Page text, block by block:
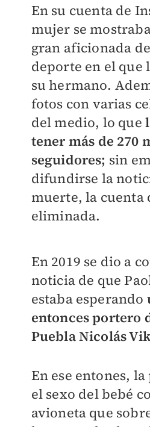
En su cuenta de
mujer se
gran aficionada
deporte en el que
su hermano.
fotos con varias
del medio, lo que
tener más de 270
seguidores; sin
difundirse la
muerte, la cuenta
eliminada.
En 2019 se dio a
noticia de que
estaba esperando
entonces portero
Puebla Nicolás
En ese entones,
el sexo del bebé
avioneta que